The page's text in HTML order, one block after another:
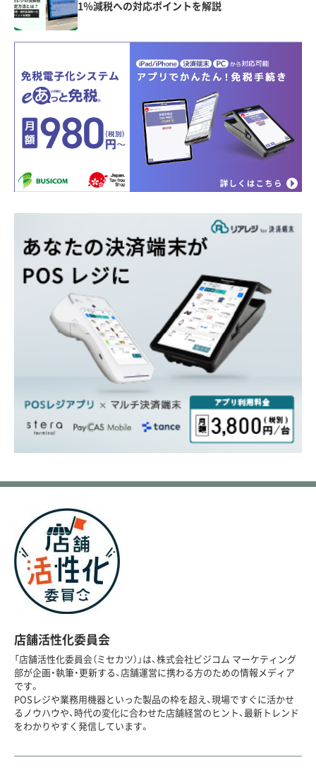
1％減税への対応ポイントを解説
店舗活性化委員会
「店舗活性化委員会（ミセカツ）」は、株式会社ビジコム マーケティング
部が企画・執筆・更新する、店舗運営に携わる方のための情報メディア
です。
POSレジや業務用機器といった製品の枠を超え、現場ですぐに活かせ
るノウハウや、時代の変化に合わせた店舗経営のヒント、最新トレンド
をわかりやすく発信しています。